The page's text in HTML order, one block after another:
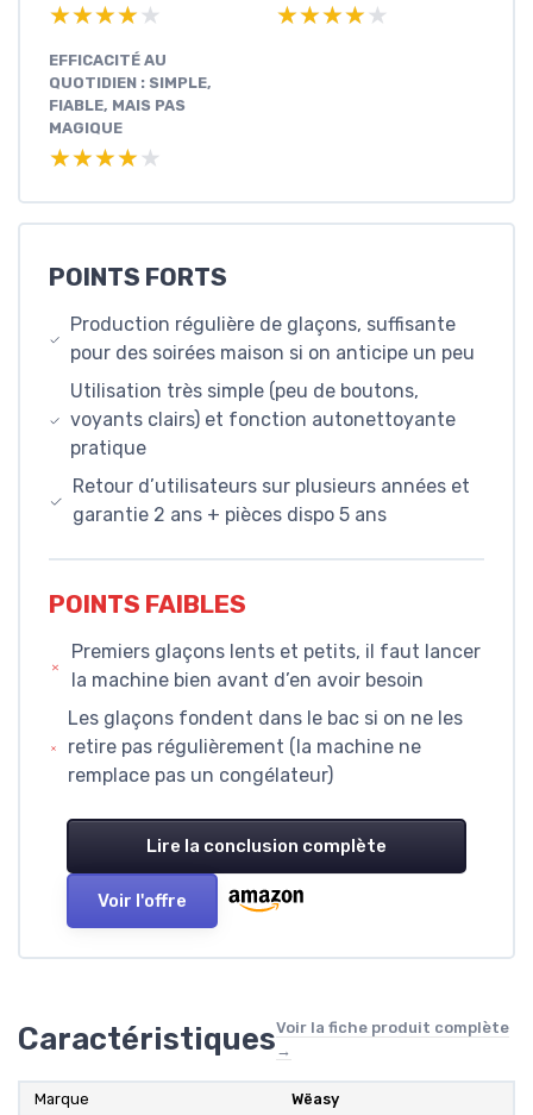
★★★★★
★★★★★ ★★★★★
★★★★★
EFFICACITÉ AU
QUOTIDIEN : SIMPLE,
FIABLE, MAIS PAS
MAGIQUE
★★★★★
★★★★★
POINTS FORTS
Production régulière de glaçons, suffisante
pour des soirées maison si on anticipe un peu
Utilisation très simple (peu de boutons,
voyants clairs) et fonction autonettoyante
pratique
Retour d’utilisateurs sur plusieurs années et
garantie 2 ans + pièces dispo 5 ans
POINTS FAIBLES
Premiers glaçons lents et petits, il faut lancer
la machine bien avant d’en avoir besoin
Les glaçons fondent dans le bac si on ne les
retire pas régulièrement (la machine ne
remplace pas un congélateur)
Lire la conclusion complète
Voir l'offre
CaractéristiquesVoir la fiche produit complète
→
Marque Wëasy